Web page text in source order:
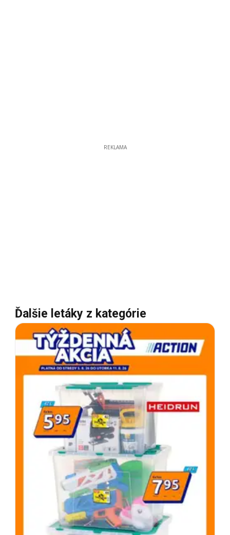
REKLAMA
Ďalšie letáky z kategórie